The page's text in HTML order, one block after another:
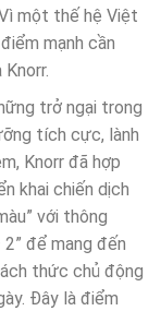
một thế hệ Việt
mạnh cần
trở ngại trong
tích cực, lành
Knorr đã hợp
khai chiến dịch
với thông
để mang đến
thức chủ động
Đây là điểm